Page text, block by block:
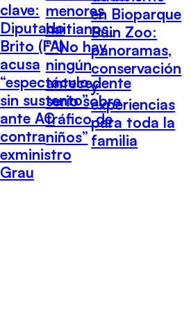
clave:
Diputado
Brito (FA)
acusa
“espectáculo
sin sustento”
ante AC
contra
exministro
Grau
menores
haitianos:
““No hay
ningún
antecedente
serio sobre
tráfico de
niños”
en Bioparque
Buin Zoo:
panoramas,
conservación
y
experiencias
para toda la
familia